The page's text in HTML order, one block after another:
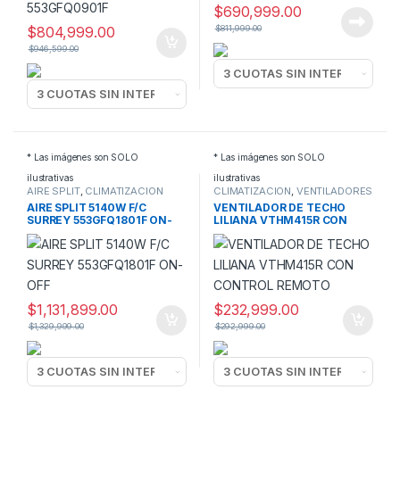
$804,999.00
$946,599.00
$690,999.00
$811,999.00
* Las imágenes son SOLO
ilustrativas
AIRE SPLIT, CLIMATIZACION
AIRE SPLIT 5140W F/C
SURREY 553GFQ1801F ON-
OFF
$1,131,899.00
$1,329,999.00
* Las imágenes son SOLO
ilustrativas
CLIMATIZACION, VENTILADORES
DE TECHO
VENTILADOR DE TECHO
LILIANA VTHM415R CON
CONTROL REMOTO
$232,999.00
$292,999.00